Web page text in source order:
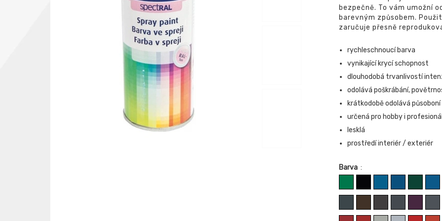
bezpečně. To vám umožní
barevným způsobem.
zaručuje přesně
rychleschnoucí barva
vynikající krycí schopnost
dlouhodobá trvanlivostí
odolává poškrábání,
krátkodobě odolává
určená pro hobby i
lesklá
prostředí interiér / exteriér
Barva :